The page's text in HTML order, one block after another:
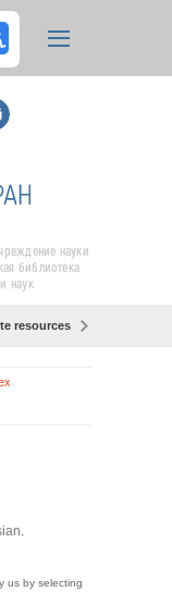
науки
библиотека
наук
resources
.
us by selecting